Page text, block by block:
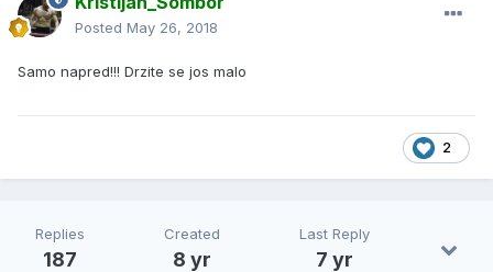
Posted May 26, 2018
Samo napred!!! Drzite se jos malo
2
Replies
187
Created
8 yr
Last Reply
7 yr